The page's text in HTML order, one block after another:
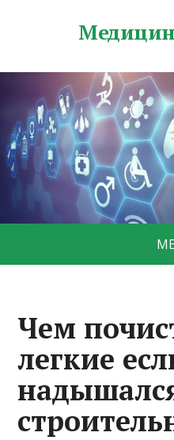
Чем
легкие